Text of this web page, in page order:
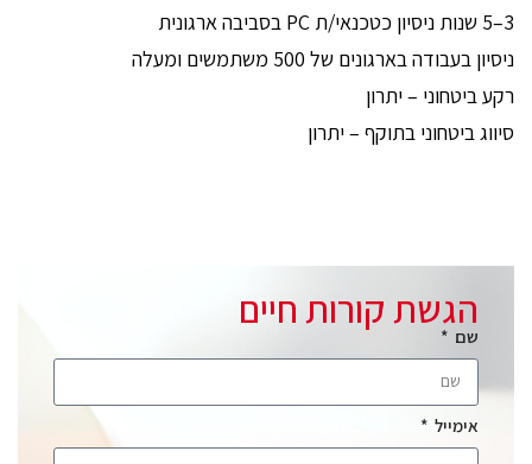
3–5 שנות ניסיון כטכנאי/ת PC בסביבה ארגונית
ניסיון בעבודה בארגונים של 500 משתמשים ומעלה
רקע ביטחוני – יתרון
סיווג ביטחוני בתוקף – יתרון
הגשת קורות חיים
שם
אימייל